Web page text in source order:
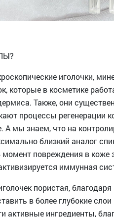
иголочки,
которые в косметике
Также, они
процессы регенерации
А мы знаем, что на
близкий аналог
повреждения в коже
иммунная
пористая,
в более глубокие
активные ингредиенты,